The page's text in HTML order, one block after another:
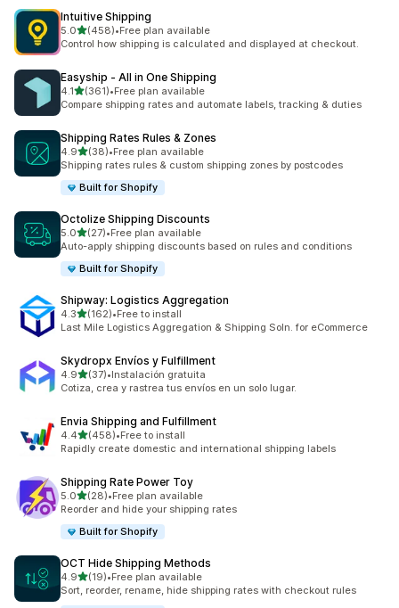
Intuitive Shipping
5.05つ星中
(458)
合計レビュー数：458件
•Free plan available
Control how shipping is calculated and displayed at checkout.
Easyship ‑ All in One Shipping
4.15つ星中
(361)
合計レビュー数：361件
•Free plan available
Compare shipping rates and automate labels, tracking & duties
Shipping Rates Rules & Zones
4.95つ星中
(38)
合計レビュー数：38件
•Free plan available
Shipping rates rules & custom shipping zones by postcodes
Built for Shopify
Octolize Shipping Discounts
5.05つ星中
(27)
合計レビュー数：27件
•Free plan available
Auto-apply shipping discounts based on rules and conditions
Built for Shopify
Shipway: Logistics Aggregation
4.35つ星中
(162)
合計レビュー数：162件
•Free to install
Last Mile Logistics Aggregation & Shipping Soln. for eCommerce
Skydropx Envíos y Fulfillment
4.95つ星中
(37)
合計レビュー数：37件
•Instalación gratuita
Cotiza, crea y rastrea tus envíos en un solo lugar.
Envia Shipping and Fulfillment
4.45つ星中
(458)
合計レビュー数：458件
•Free to install
Rapidly create domestic and international shipping labels
Shipping Rate Power Toy
5.05つ星中
(28)
合計レビュー数：28件
•Free plan available
Reorder and hide your shipping rates
Built for Shopify
OCT Hide Shipping Methods
4.95つ星中
(19)
合計レビュー数：19件
•Free plan available
Sort, reorder, rename, hide shipping rates with checkout rules